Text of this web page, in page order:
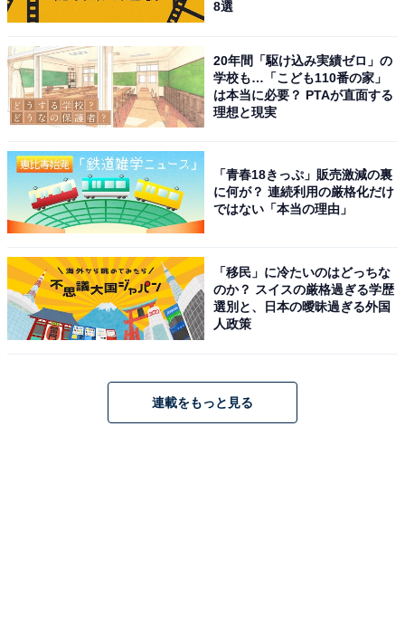
ません。季節の変化によってお肌も変化します。
顔と首の色が違う場合のファンデーションの選び方
ファンデーションは基本的には顔に塗るものなので、顔
に近いフェイスラインのあたりの肌色に合わせましょ
う。この部位なら顔と首の境目なのでどちらにもなじむ
色が見つけやすいからです。
3. 過剰なつけまつ毛＆まつ毛エクステ
けまつ毛＆まつ毛エクステ。盛れば盛るだけいいという
ブーム初期から時は流れ、今はナチュラルに見える範囲
8選
20年間「駆け込み実績ゼロ」の
学校も…「こども110番の家」
は本当に必要？ PTAが直面する
理想と現実
「青春18きっぷ」販売激減の裏
に何が？ 連続利用の厳格化だけ
ではない「本当の理由」
「移民」に冷たいのはどっちな
のか？ スイスの厳格過ぎる学歴
選別と、日本の曖昧過ぎる外国
人政策
連載をもっと見る